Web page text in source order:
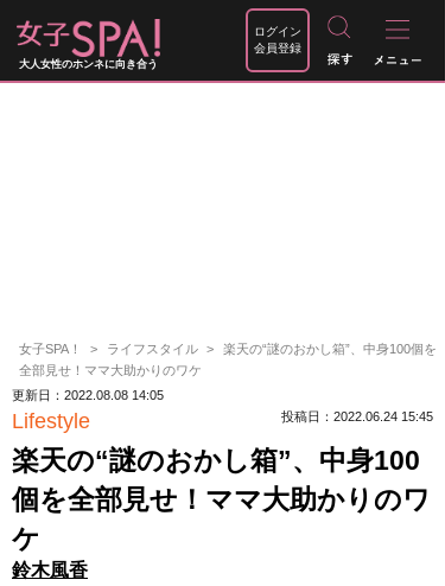
大人女性のホンネに向き合う
ログイン
会員登録
女子SPA！ ライフスタイル
楽天の“謎のおかし箱”、中身100個を
全部見せ！ママ大助かりのワケ
更新日：2022.08.08 14:05
Lifestyle 投稿日：2022.06.24 15:45
楽天の“謎のおかし箱”、中身100
個を全部見せ！ママ大助かりのワ
ケ
鈴木風香